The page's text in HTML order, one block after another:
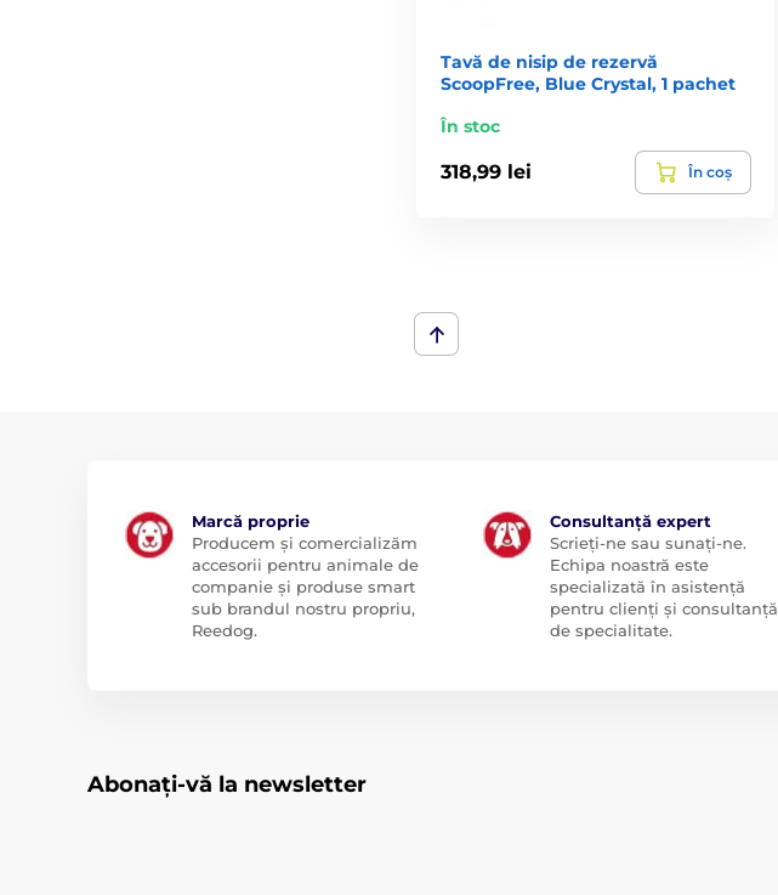
Tavă de nisip de rezervă
ScoopFree, Blue Crystal, 1 pachet
În stoc
318,99 lei În coș
Marcă proprie
Producem și comercializăm
accesorii pentru animale de
companie și produse smart
sub brandul nostru propriu,
Reedog.
Consultanță expert
Scrieți-ne sau sunați-ne.
Echipa noastră este
specializată în asistență
pentru clienți și consultanță
de specialitate.
Abonați-vă la newsletter